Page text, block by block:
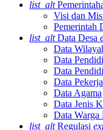
list_alt
Visi dan
Pemerintah
list_alt Data Desa
Data
Data
Data
Data
Data Agama
Data Jenis
Data Warga
list_alt Regulasi